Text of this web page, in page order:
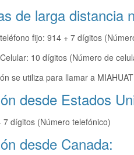
de larga distancia
fijo: 914 + 7 dígitos
10 dígitos (Número de
se utiliza para llamar a
desde Estados
7 dígitos (Número telefónico)
desde Canada: